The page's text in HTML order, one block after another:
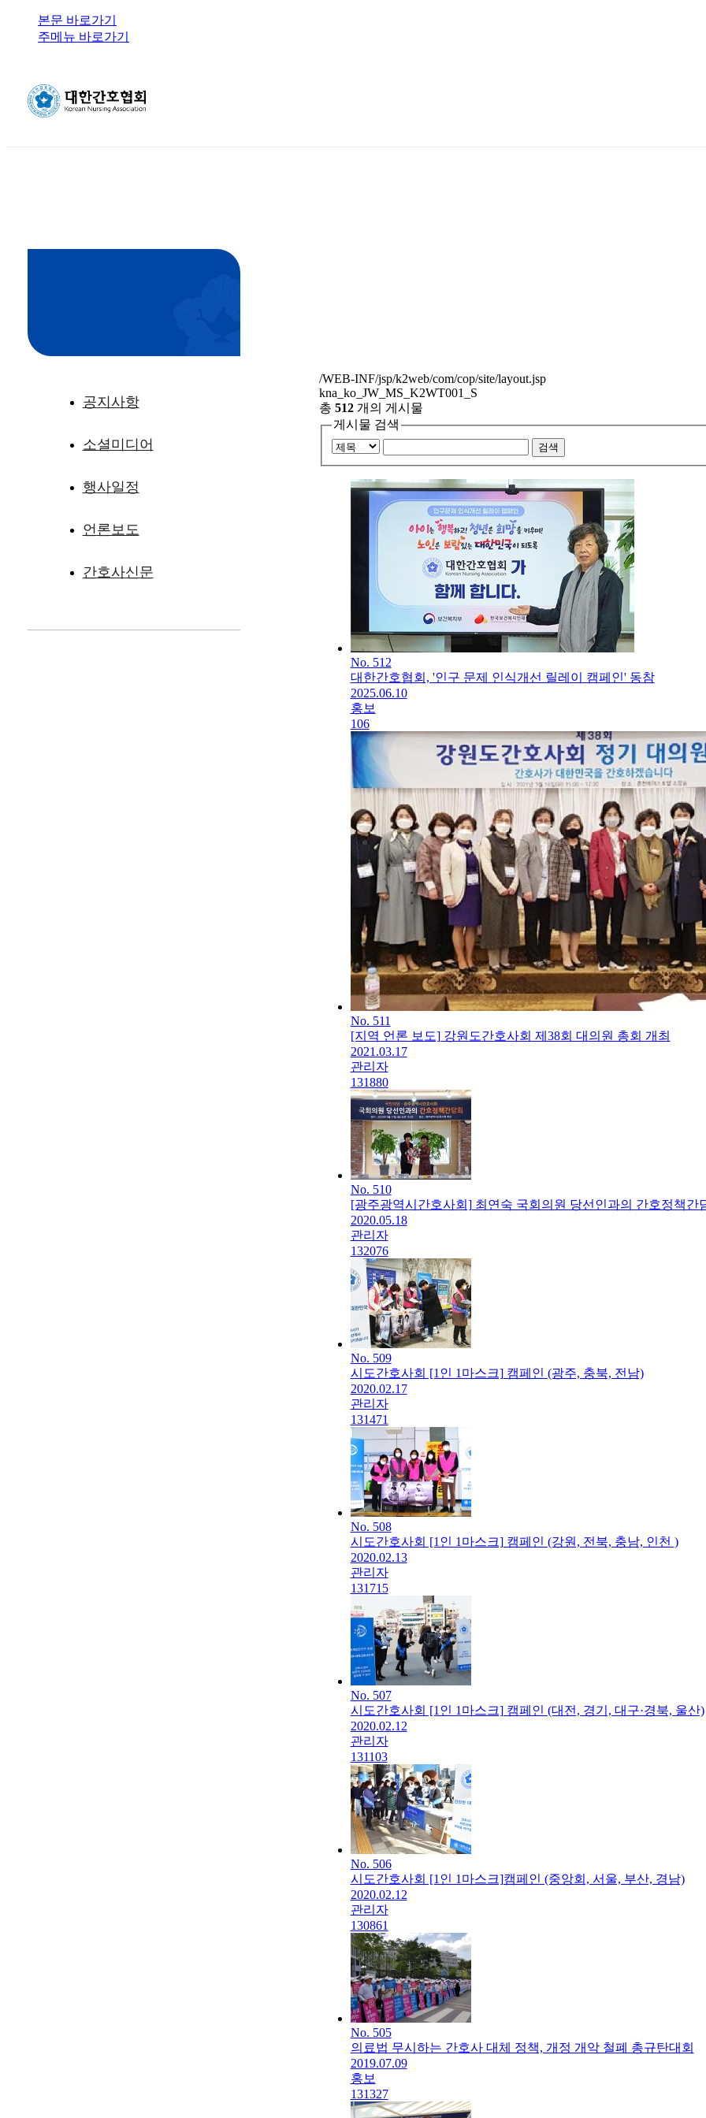
본문 바로가기
주메뉴 바로가기
공지사항
소셜미디어
행사일정
언론보도
간호사신문
/WEB-INF/jsp/k2web/com/cop/site/layout.jsp
kna_ko_JW_MS_K2WT001_S
총 512개의 게시물
게시물 검색
No. 512
대한간호협회, '인구 문제 인식개선 릴레이 캠페인' 동참
2025.06.10
홍보
106
No. 511
[지역 언론 보도] 강원도간호사회 제38회 대의원 총회 개최
2021.03.17
관리자
131880
No. 510
[광주광역시간호사회] 최연숙 국회의원 당선인과의 간호정책간
2020.05.18
관리자
132076
No. 509
시도간호사회 [1인 1마스크] 캠페인 (광주, 충북, 전남)
2020.02.17
관리자
131471
No. 508
시도간호사회 [1인 1마스크] 캠페인 (강원, 전북, 충남, 인천 )
2020.02.13
관리자
131715
No. 507
시도간호사회 [1인 1마스크] 캠페인 (대전, 경기, 대구·경북, 울산)
2020.02.12
관리자
131103
No. 506
시도간호사회 [1인 1마스크]캠페인 (중앙회, 서울, 부산, 경남)
2020.02.12
관리자
130861
No. 505
의료법 무시하는 간호사 대체 정책, 개정 개악 철폐 총규탄대회
2019.07.09
홍보
131327